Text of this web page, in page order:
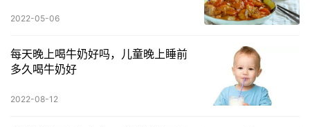
2022-05-06
每天晚上喝牛奶好吗，儿童晚上睡前
多久喝牛奶好
2022-08-12